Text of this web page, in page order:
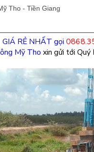
Tho - Tiền Giang
GIÁ RẺ NHẤT gọi
Mỹ Tho xin gửi tới Quý